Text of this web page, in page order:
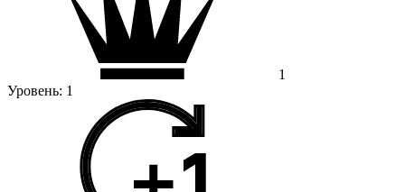
1
Уровень: 1